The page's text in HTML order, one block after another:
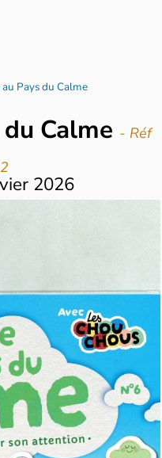
au Pays du Calme
Calme - Réf
2026